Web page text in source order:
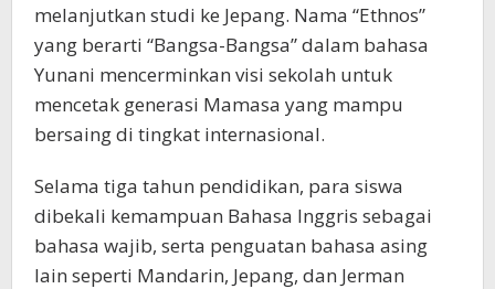
melanjutkan studi ke Jepang. Nama “Ethnos”
yang berarti “Bangsa-Bangsa” dalam bahasa
Yunani mencerminkan visi sekolah untuk
mencetak generasi Mamasa yang mampu
bersaing di tingkat internasional.
Selama tiga tahun pendidikan, para siswa
dibekali kemampuan Bahasa Inggris sebagai
bahasa wajib, serta penguatan bahasa asing
lain seperti Mandarin, Jepang, dan Jerman